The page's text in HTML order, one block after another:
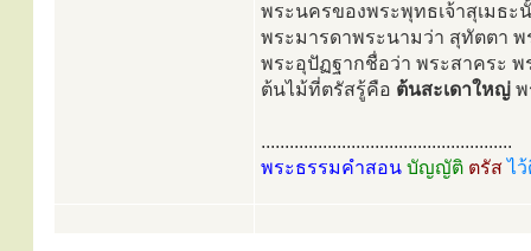
พระนครของพระพุทธเจ้าสุเมธ
พระมารดาพระนามว่า สุทัตตา
พระอุปัฏฐากชื่อว่า พระสาคระ พ
ต้นไม้ที่ตรัสรู้คือ ต้นสะเดาใหญ่ พ
.....................................................
พระธรรมคำสอน บัญญัติ ตรัสไ